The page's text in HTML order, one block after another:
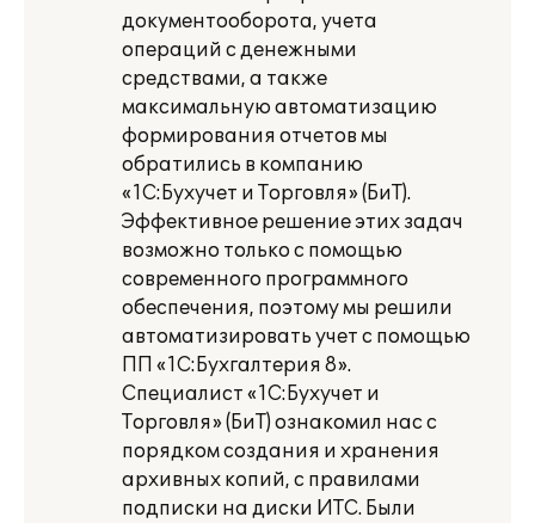
документооборота, учета
операций с денежными
средствами, а также
максимальную автоматизацию
формирования отчетов мы
обратились в компанию
«1С:Бухучет и Торговля» (БиТ).
Эффективное решение этих задач
возможно только с помощью
современного программного
обеспечения, поэтому мы решили
автоматизировать учет с помощью
ПП «1С:Бухгалтерия 8».
Специалист «1С:Бухучет и
Торговля» (БиТ) ознакомил нас с
порядком создания и хранения
архивных копий, с правилами
подписки на диски ИТС. Были